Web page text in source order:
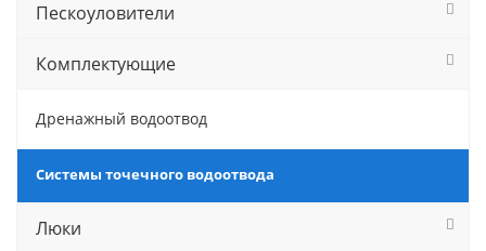
Пескоуловители
Комплектующие
Дренажный водоотвод
Системы точечного водоотвода
Люки